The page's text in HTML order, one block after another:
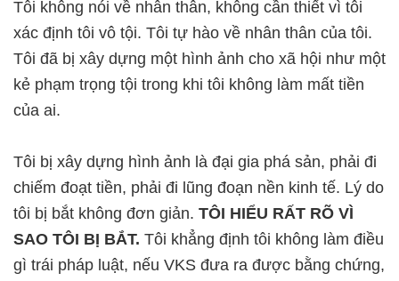
Tôi không nói về nhân thân, không cần thiết vì tôi
xác định tôi vô tội. Tôi tự hào về nhân thân của tôi.
Tôi đã bị xây dựng một hình ảnh cho xã hội như một
kẻ phạm trọng tội trong khi tôi không làm mất tiền
của ai.
Tôi bị xây dựng hình ảnh là đại gia phá sản, phải đi
chiếm đoạt tiền, phải đi lũng đoạn nền kinh tế. Lý do
tôi bị bắt không đơn giản. TÔI HIỂU RẤT RÕ VÌ
SAO TÔI BỊ BẮT. Tôi khẳng định tôi không làm điều
gì trái pháp luật, nếu VKS đưa ra được bằng chứng,